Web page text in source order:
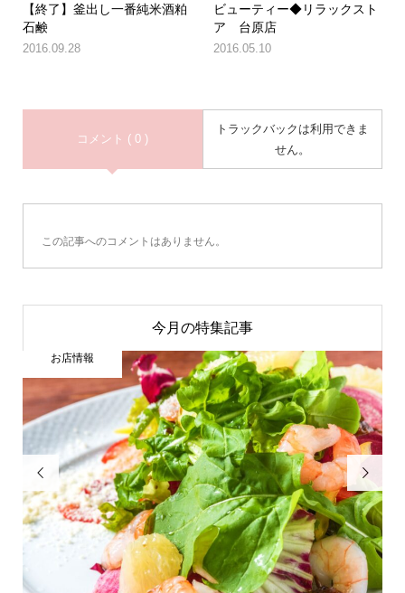
【終了】釜出し一番純米酒粕
石鹸
2016.09.28
ビューティー◆リラックスト
ア 台原店
2016.05.10
コメント ( 0 )
トラックバックは利用できま
せん。
この記事へのコメントはありません。
今月の特集記事

お店情報
